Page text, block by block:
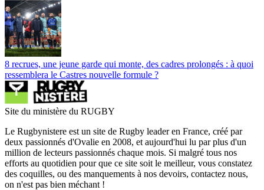
8 recrues, une jeune garde qui monte, des cadres prolongés : à quoi
ressemblera le Castres nouvelle formule ?
Site du ministère du RUGBY
Le Rugbynistere est un site de Rugby leader en France, créé par
deux passionnés d'Ovalie en 2008, et aujourd'hui lu par plus d'un
million de lecteurs passionnés chaque mois. Si malgré tous nos
efforts au quotidien pour que ce site soit le meilleur, vous constatez
des coquilles, ou des manquements à nos devoirs, contactez nous,
on n'est pas bien méchant !